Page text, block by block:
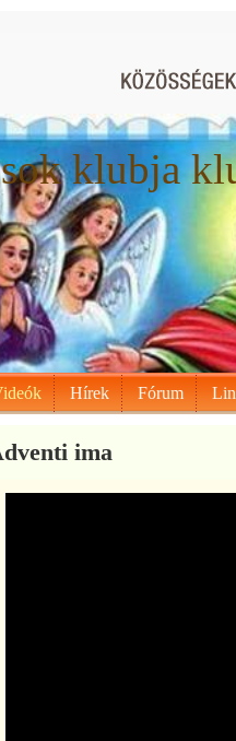
klubja
Hírek Fórum
ima